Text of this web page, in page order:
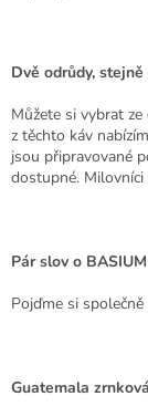
Dvě odrůdy,
Můžete si vybrat
z těchto káv
jsou připravované
dostupné.
Pár slov o
Pojďme si
Guatemala zrnková